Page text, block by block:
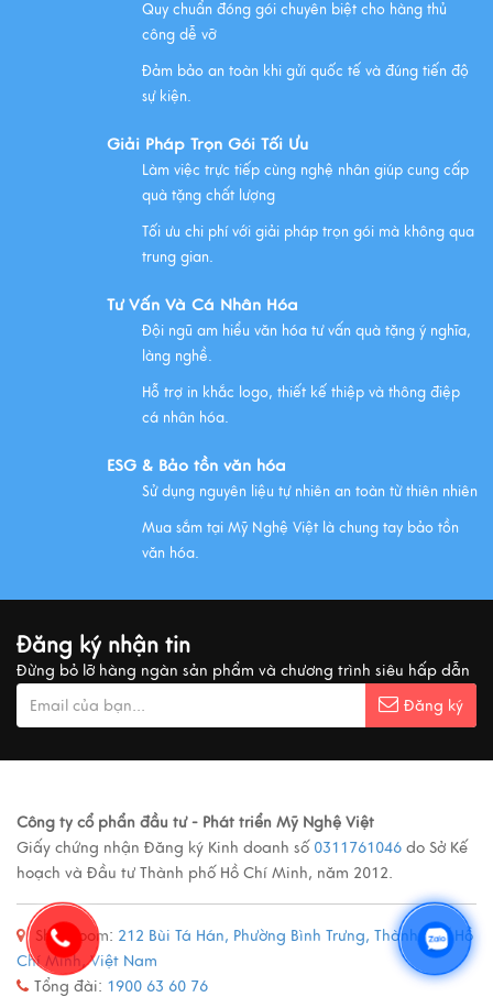
Những Lưu Ý Khi Tặng Quà Tân Gia Nhà Mới
Chúc mừng chị Nguyễn Thị Nhựt Phượng - giám đốc
công ty chính thức gia nhập Hawee
Chính Sách Quyền Riêng Tư Tại Mỹ Nghệ Việt
QUÀ VĂN HÓA VIỆT TẶNG KHÁCH QUỐC TẾ
MUA QUÀ GÌ KHI ĐẾN VIỆT NAM?
Xem thêm
Ý nghĩa cảnh vật Tranh sơn mài
Xem thêm
Các loại tranh sơn mài nổi tiếng
Xem thêm
Quy chuẩn đóng gói chuyên biệt cho hàng thủ
công dễ vỡ
Đảm bảo an toàn khi gửi quốc tế và đúng tiến độ
sự kiện.
Giải Pháp Trọn Gói Tối Ưu
Làm việc trực tiếp cùng nghệ nhân giúp cung cấp
quà tặng chất lượng
Tối ưu chi phí với giải pháp trọn gói mà không qua
trung gian.
Tư Vấn Và Cá Nhân Hóa
Đội ngũ am hiểu văn hóa tư vấn quà tặng ý nghĩa,
làng nghề.
Hỗ trợ in khắc logo, thiết kế thiệp và thông điệp
cá nhân hóa.
ESG & Bảo tồn văn hóa
Sử dụng nguyên liệu tự nhiên an toàn từ thiên nhiên
Mua sắm tại Mỹ Nghệ Việt là chung tay bảo tồn
văn hóa.
Đăng ký nhận tin
Đừng bỏ lỡ hàng ngàn sản phẩm và chương trình siêu hấp dẫn
Đăng ký
Công ty cổ phẩn đầu tư - Phát triển Mỹ Nghệ Việt
Giấy chứng nhận Đăng ký Kinh doanh số 0311761046 do Sở Kế
hoạch và Đầu tư Thành phố Hồ Chí Minh, năm 2012.
Showroom: 212 Bùi Tá Hán, Phường Bình Trưng, Thành phố Hồ
Chí Minh, Việt Nam
Tổng đài: 1900 63 60 76